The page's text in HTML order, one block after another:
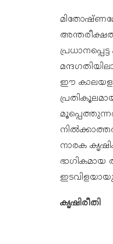
ഈ
നാരക
കൃഷിരീതി